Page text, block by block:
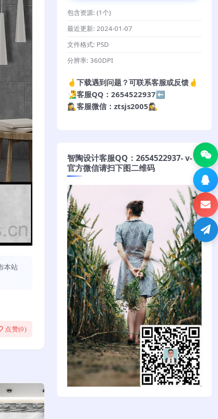
本站
点赞(0)
包含资源: (1个)
最近更新: 2024-01-07
文件格式: PSD
分辨率: 360DPI
🤞下载遇到问题？可联系客服或反馈🤞
🧏‍♂️客服QQ：2654522937⬅️
🕵️‍♀️客服微信：ztsjs2005🕵️‍♀️
智陶设计客服QQ：2654522937- v-
官方微信请扫下图二维码